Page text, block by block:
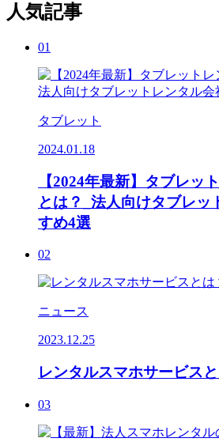
人気記事
01
タブレット
2024.01.18
【2024年最新】タブレッ
とは？_法人向けタブレッ
すめ4選
02
ニュース
2023.12.25
レンタルスマホサービス
03